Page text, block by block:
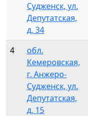
Судженск, ул.
Депутатская,
д. 34
4
обл.
Кемеровская,
г. Анжеро-
Судженск, ул.
Депутатская,
д. 15